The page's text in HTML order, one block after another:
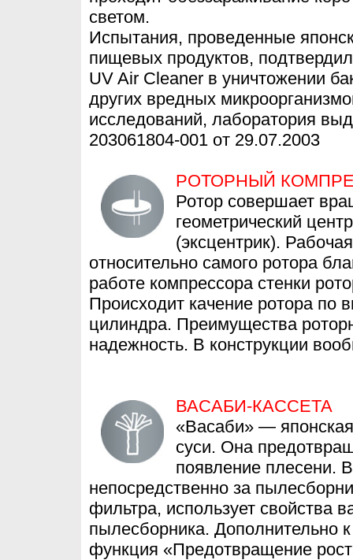
светом.
Испытания, проведенные
пищевых продуктов,
UV Air Cleaner в уничтожении
других вредных
исследований, лаборатория
203061804-001 от 29.07.2003
РОТОРНЫЙ
Ротор совершает
геометрический
(эксцентрик).
относительно самого ротора
работе компрессора стенки
Происходит качение ротора по
цилиндра. Преимущества
надежность. В конструкции
ВАСАБИ-КАССЕТА
«Васаби» —
суси. Она
появление плесени.
непосредственно за
фильтра, использует свойства
пылесборника. Дополнительно
функция «Предотвращение